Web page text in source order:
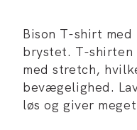
Bison T-shirt
brystet. T-shirten
med stretch,
bevægelighed.
løs og giver